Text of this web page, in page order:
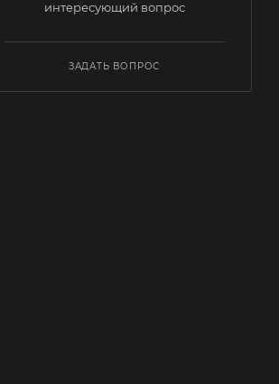
интересующий вопрос
ЗАДАТЬ ВОПРОС